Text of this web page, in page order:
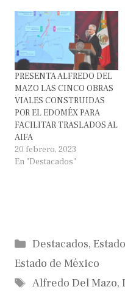
PRESENTA ALFREDO DEL
MAZO LAS CINCO OBRAS
VIALES CONSTRUIDAS
POR EL EDOMÉX PARA
FACILITAR TRASLADOS AL
AIFA
20 febrero, 2023
En "Destacados"
Categorías
Destacados,
Estado de México
Etiquetas
Alfredo Del Mazo,